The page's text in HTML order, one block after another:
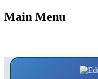
Main Menu